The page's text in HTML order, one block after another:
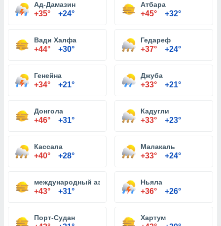
Ад-Дамазин
+35° +24°
Атбара
+45° +32°
Вади Халфа
+44° +30°
Гедареф
+37° +24°
Генейна
+34° +21°
Джуба
+33° +21°
Донгола
+46° +31°
Кадугли
+33° +23°
Кассала
+40° +28°
Малакаль
+33° +24°
международный аэропорт Порт-Судан
+43° +31°
Ньяла
+36° +26°
Порт-Судан Хартум